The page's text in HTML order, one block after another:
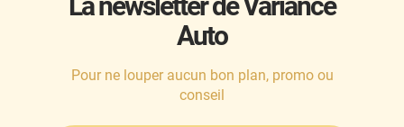
Auto
Pour ne louper aucun bon plan, promo ou
conseil